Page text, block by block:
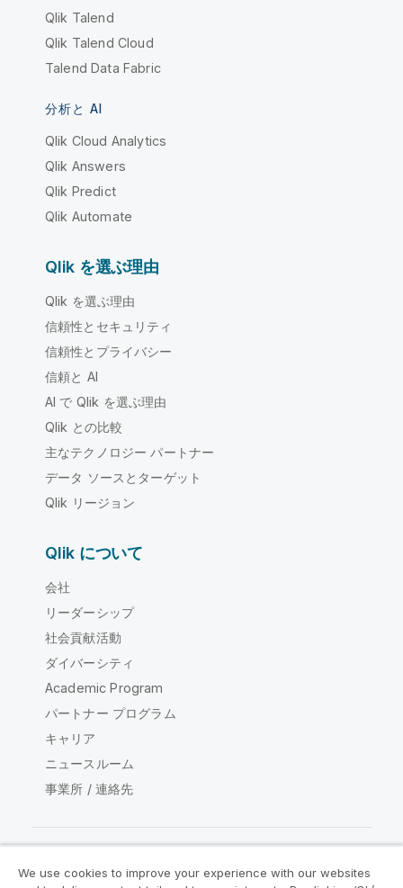
Qlik Talend
Qlik Talend Cloud
Talend Data Fabric
分析と AI
Qlik Cloud Analytics
Qlik Answers
Qlik Predict
Qlik Automate
Qlik を選ぶ理由
Qlik を選ぶ理由
信頼性とセキュリティ
信頼性とプライバシー
信頼と AI
AI で Qlik を選ぶ理由
Qlik との比較
主なテクノロジー パートナー
データ ソースとターゲット
Qlik リージョン
Qlik について
会社
リーダーシップ
社会貢献活動
ダイバーシティ
Academic Program
パートナー プログラム
キャリア
ニュースルーム
事業所 / 連絡先
Qlik コミュニティ
We use cookies to improve your experience with our websites